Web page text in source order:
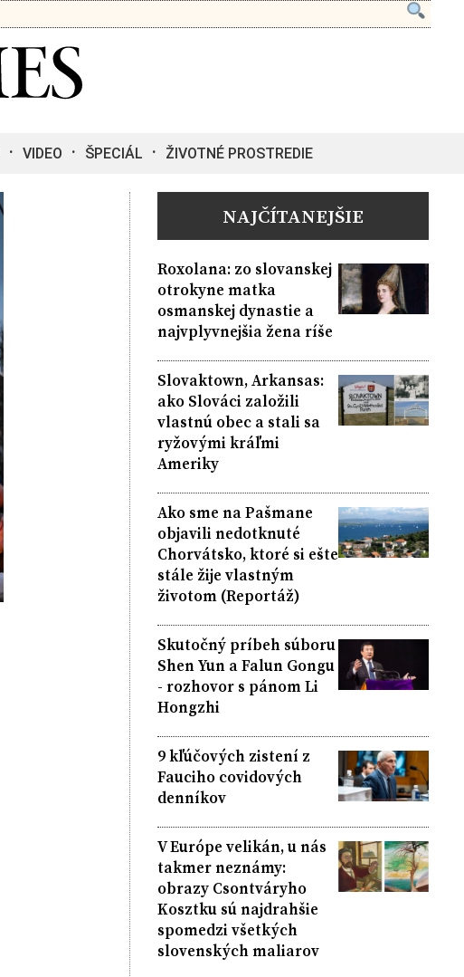
VIDEO ŠPECIÁL ŽIVOTNÉ PROSTREDIE
NAJČÍTANEJŠIE
Roxolana: zo slovanskej
otrokyne matka
osmanskej dynastie a
najvplyvnejšia žena ríše
Slovaktown, Arkansas:
ako Slováci založili
vlastnú obec a stali sa
ryžovými kráľmi
Ameriky
Ako sme na Pašmane
objavili nedotknuté
Chorvátsko, ktoré si ešte
stále žije vlastným
životom (Reportáž)
Skutočný príbeh súboru
Shen Yun a Falun Gongu
- rozhovor s pánom Li
Hongzhi
9 kľúčových zistení z
Fauciho covidových
denníkov
V Európe velikán, u nás
takmer neznámy:
obrazy Csontváryho
Kosztku sú najdrahšie
spomedzi všetkých
slovenských maliarov